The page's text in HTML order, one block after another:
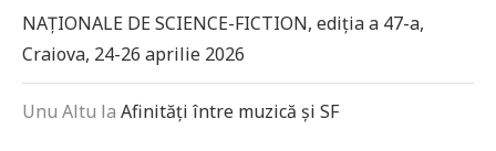
NAȚIONALE DE SCIENCE-FICTION, ediția a 47-a,
Craiova, 24-26 aprilie 2026
Unu Altu la Afinități între muzică și SF